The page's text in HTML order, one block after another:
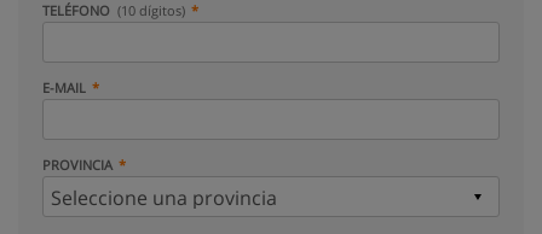
TELÉFONO (10 dígitos)
E-MAIL
PROVINCIA